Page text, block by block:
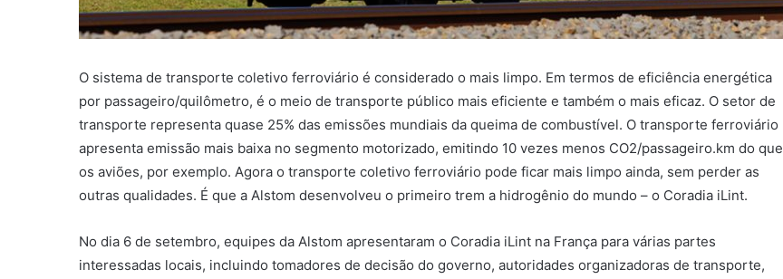
O sistema de transporte coletivo ferroviário é considerado o mais limpo. Em termos de eficiência energética
por passageiro/quilômetro, é o meio de transporte público mais eficiente e também o mais eficaz. O setor de
transporte representa quase 25% das emissões mundiais da queima de combustível. O transporte ferroviário
apresenta emissão mais baixa no segmento motorizado, emitindo 10 vezes menos CO2/passageiro.km do que
os aviões, por exemplo. Agora o transporte coletivo ferroviário pode ficar mais limpo ainda, sem perder as
outras qualidades. É que a Alstom desenvolveu o primeiro trem a hidrogênio do mundo – o Coradia iLint.
No dia 6 de setembro, equipes da Alstom apresentaram o Coradia iLint na França para várias partes
interessadas locais, incluindo tomadores de decisão do governo, autoridades organizadoras de transporte,